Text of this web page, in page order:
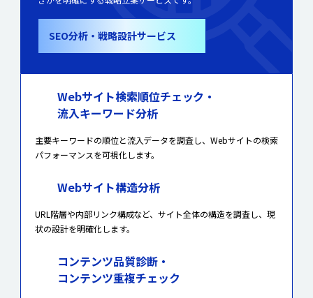
SEO分析・戦略設計サービス
Webサイト検索順位チェック・
流入キーワード分析
主要キーワードの順位と流入データを調査し、Webサイトの検索
パフォーマンスを可視化します。
Webサイト構造分析
URL階層や内部リンク構成など、サイト全体の構造を調査し、現
状の設計を明確化します。
コンテンツ品質診断・
コンテンツ重複チェック